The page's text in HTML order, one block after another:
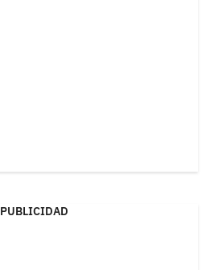
PUBLICIDAD